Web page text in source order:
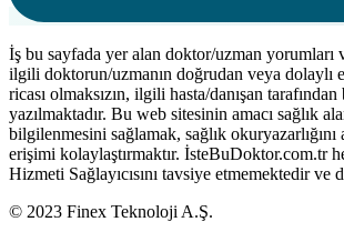
İş bu sayfada yer alan doktor/uzman yorumları
ilgili doktorun/uzmanın doğrudan veya dolaylı
ricası olmaksızın, ilgili hasta/danışan tarafından
yazılmaktadır. Bu web sitesinin amacı sağlık
bilgilenmesini sağlamak, sağlık okuryazarlığını
erişimi kolaylaştırmaktır. İsteBuDoktor.com.tr
Hizmeti Sağlayıcısını tavsiye etmemektedir ve
© 2023 Finex Teknoloji A.Ş.